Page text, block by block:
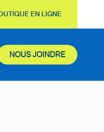
EN LIGNE
NOUS JOINDRE